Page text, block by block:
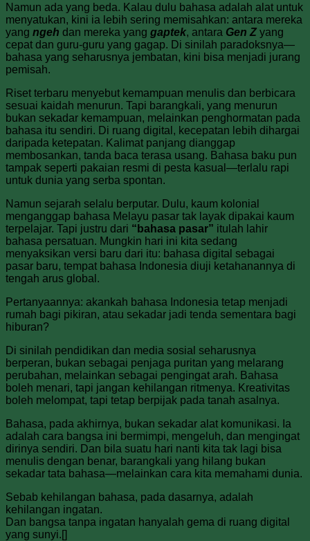
Namun ada yang beda. Kalau dulu bahasa adalah alat untuk
menyatukan, kini ia lebih sering memisahkan: antara mereka
yang ngeh dan mereka yang gaptek, antara Gen Z yang
cepat dan guru-guru yang gagap. Di sinilah paradoksnya—
bahasa yang seharusnya jembatan, kini bisa menjadi jurang
pemisah.
Riset terbaru menyebut kemampuan menulis dan berbicara
sesuai kaidah menurun. Tapi barangkali, yang menurun
bukan sekadar kemampuan, melainkan penghormatan pada
bahasa itu sendiri. Di ruang digital, kecepatan lebih dihargai
daripada ketepatan. Kalimat panjang dianggap
membosankan, tanda baca terasa usang. Bahasa baku pun
tampak seperti pakaian resmi di pesta kasual—terlalu rapi
untuk dunia yang serba spontan.
Namun sejarah selalu berputar. Dulu, kaum kolonial
menganggap bahasa Melayu pasar tak layak dipakai kaum
terpelajar. Tapi justru dari “bahasa pasar” itulah lahir
bahasa persatuan. Mungkin hari ini kita sedang
menyaksikan versi baru dari itu: bahasa digital sebagai
pasar baru, tempat bahasa Indonesia diuji ketahanannya di
tengah arus global.
Pertanyaannya: akankah bahasa Indonesia tetap menjadi
rumah bagi pikiran, atau sekadar jadi tenda sementara bagi
hiburan?
Di sinilah pendidikan dan media sosial seharusnya
berperan, bukan sebagai penjaga puritan yang melarang
perubahan, melainkan sebagai pengingat arah. Bahasa
boleh menari, tapi jangan kehilangan ritmenya. Kreativitas
boleh melompat, tapi tetap berpijak pada tanah asalnya.
Bahasa, pada akhirnya, bukan sekadar alat komunikasi. Ia
adalah cara bangsa ini bermimpi, mengeluh, dan mengingat
dirinya sendiri. Dan bila suatu hari nanti kita tak lagi bisa
menulis dengan benar, barangkali yang hilang bukan
sekadar tata bahasa—melainkan cara kita memahami dunia.
Sebab kehilangan bahasa, pada dasarnya, adalah
kehilangan ingatan.
Dan bangsa tanpa ingatan hanyalah gema di ruang digital
yang sunyi.[]